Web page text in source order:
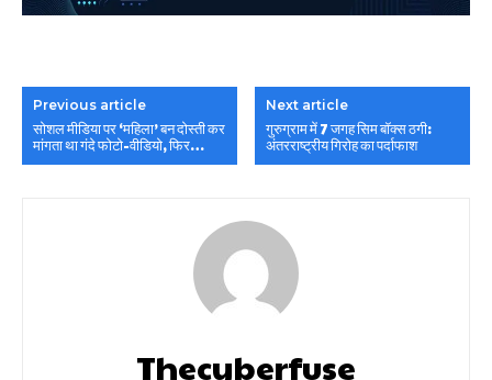
Previous article
सोशल मीडिया पर ‘महिला’ बन दोस्ती कर
मांगता था गंदे फोटो-वीडियो, फिर…
Next article
गुरुग्राम में 7 जगह सिम बॉक्स ठगी:
अंतरराष्ट्रीय गिरोह का पर्दाफाश
Thecyberfuse